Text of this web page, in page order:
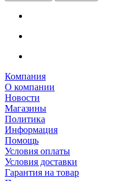
Компания
О компании
Новости
Магазины
Политика
Информация
Помощь
Условия оплаты
Условия доставки
Гарантия на товар